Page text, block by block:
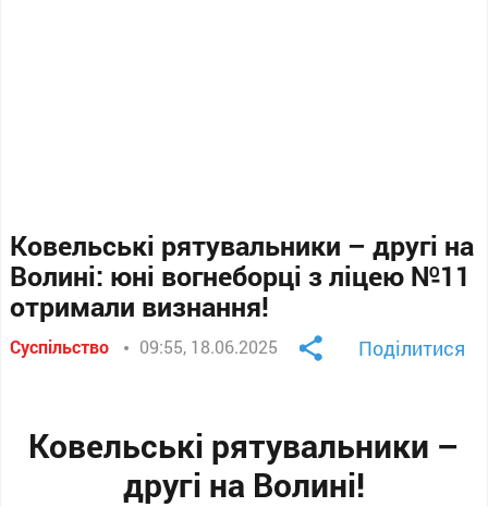
Ковельські рятувальники – другі на
Волині: юні вогнеборці з ліцею №11
отримали визнання!
Суспільство 09:55, 18.06.2025 Поділитися
Ковельські рятувальники –
другі на Волині!